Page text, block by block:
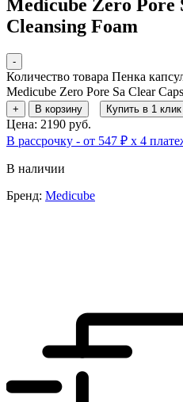
Medicube Zero Pore
Cleansing Foam
-
Количество товара Пенка
Medicube Zero Pore Sa Clear
+ В корзину Купить в 1 клик
Цена: 2190 руб.
В рассрочку - от 547 ₽ х 4
В наличии
Бренд: Medicube